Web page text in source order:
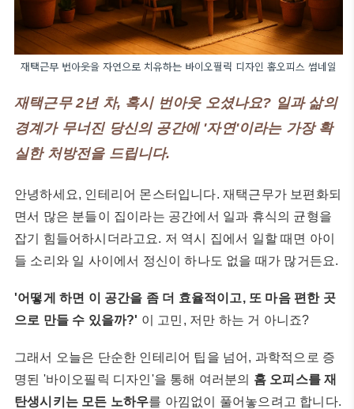
재택근무 번아웃을 자연으로 치유하는 바이오필릭 디자인 홈오피스 썸네일
재택근무 2년 차, 혹시 번아웃 오셨나요? 일과 삶의
경계가 무너진 당신의 공간에 '자연'이라는 가장 확
실한 처방전을 드립니다.
안녕하세요, 인테리어 몬스터입니다. 재택근무가 보편화되
면서 많은 분들이 집이라는 공간에서 일과 휴식의 균형을
잡기 힘들어하시더라고요. 저 역시 집에서 일할 때면 아이
들 소리와 일 사이에서 정신이 하나도 없을 때가 많거든요.
'어떻게 하면 이 공간을 좀 더 효율적이고, 또 마음 편한 곳
으로 만들 수 있을까?' 이 고민, 저만 하는 거 아니죠?
그래서 오늘은 단순한 인테리어 팁을 넘어, 과학적으로 증
명된 '바이오필릭 디자인'을 통해 여러분의 홈 오피스를 재
탄생시키는 모든 노하우를 아낌없이 풀어놓으려고 합니다.